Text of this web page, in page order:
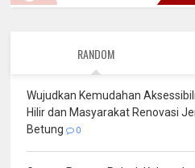
RANDOM
Wujudkan Kemudahan
Hilir dan Masyarakat Renovasi
Betung
0